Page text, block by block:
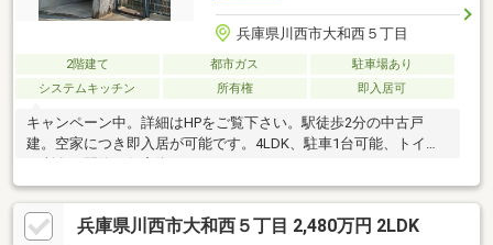
兵庫県川西市大和西５丁目
2階建て 都市ガス
駐車場あり
システムキッチン
所有権 即入居可
キャンペーン中。詳細はHPをご覧下さい。駅徒歩2分の中古戸
建。空家につき即入居が可能です。4LDK、駐車1台可能、トイレ2
ヶ所有、閑静な住宅街。
兵庫県川西市大和西５丁目 2,480万円 2LDK